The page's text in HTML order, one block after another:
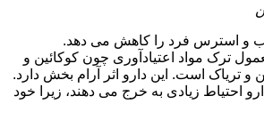
و استرس فرد را کاهش می دهد.
ترک مواد اعتیادآوری چون کوکائین و
و تریاک است. این دارو اثر آرام بخش دارد.
احتیاط زیادی به خرج می دهند، زیرا خود